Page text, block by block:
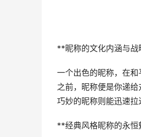
**昵称的文化内涵与
一个出色的昵称，在
之前，昵称便是你递
巧妙的昵称则能迅速拉
**经典风格昵称的永